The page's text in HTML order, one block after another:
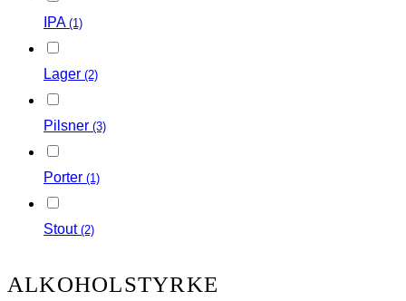
IPA (1)
Lager (2)
Pilsner (3)
Porter (1)
Stout (2)
ALKOHOLSTYRKE